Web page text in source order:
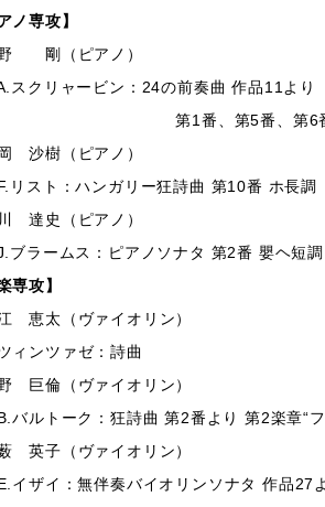
ノ専攻】
野 剛（ピアノ）
クリャービン：24の前奏曲 作品11より
番、第5番、第6番、第11
沙樹（ピアノ）
スト：ハンガリー狂詩曲 第10番 ホ長調
達史（ピアノ）
ームス：ピアノソナタ 第2番 嬰ヘ短調
専攻】
恵太（ヴァイオリン）
ンツァゼ：詩曲
巨倫（ヴァイオリン）
ルトーク：狂詩曲 第2番より 第2楽章“フ
英子（ヴァイオリン）
ザイ：無伴奏バイオリンソナタ 作品27